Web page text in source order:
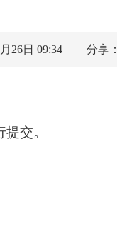
26日 09:34 分享：
提交。